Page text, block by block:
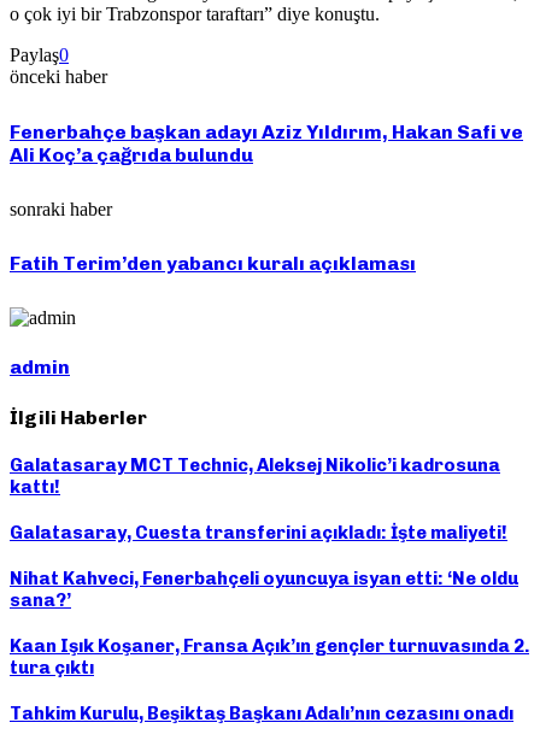
o çok iyi bir Trabzonspor taraftarı” diye konuştu.
Paylaş0
önceki haber
Fenerbahçe başkan adayı Aziz Yıldırım, Hakan Safi ve
Ali Koç’a çağrıda bulundu
sonraki haber
Fatih Terim’den yabancı kuralı açıklaması
admin
İlgili Haberler
Galatasaray MCT Technic, Aleksej Nikolic’i kadrosuna
kattı!
Galatasaray, Cuesta transferini açıkladı: İşte maliyeti!
Nihat Kahveci, Fenerbahçeli oyuncuya isyan etti: ‘Ne oldu
sana?’
Kaan Işık Koşaner, Fransa Açık’ın gençler turnuvasında 2.
tura çıktı
Tahkim Kurulu, Beşiktaş Başkanı Adalı’nın cezasını onadı